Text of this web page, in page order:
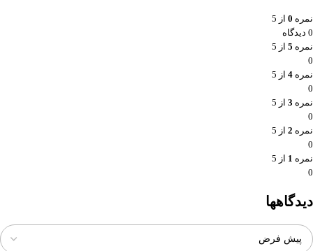
نمره 0 از 5
0 دیدگاه
نمره 5 از 5
0
نمره 4 از 5
0
نمره 3 از 5
0
نمره 2 از 5
0
نمره 1 از 5
0
دیدگاهها